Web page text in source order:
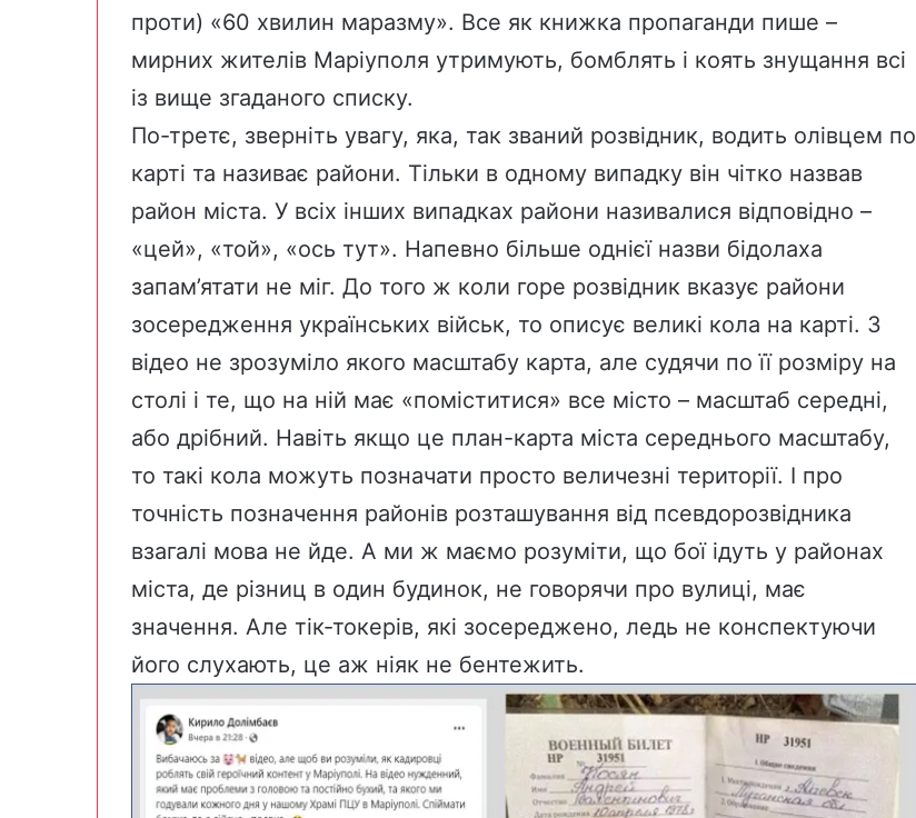
проти) «60 хвилин маразму». Все як книжка пропаганди пише –
мирних жителів Маріуполя утримують, бомблять і коять знущання всі
із вище згаданого списку.
По-третє, зверніть увагу, яка, так званий розвідник, водить олівцем по
карті та називає райони. Тільки в одному випадку він чітко назвав
район міста. У всіх інших випадках райони називалися відповідно –
«цей», «той», «ось тут». Напевно більше однієї назви бідолаха
запам’ятати не міг. До того ж коли горе розвідник вказує райони
зосередження українських військ, то описує великі кола на карті. З
відео не зрозуміло якого масштабу карта, але судячи по її розміру на
столі і те, що на ній має «поміститися» все місто – масштаб середні,
або дрібний. Навіть якщо це план-карта міста середнього масштабу,
то такі кола можуть позначати просто величезні території. І про
точність позначення районів розташування від псевдорозвідника
взагалі мова не йде. А ми ж маємо розуміти, що бої ідуть у районах
міста, де різниц в один будинок, не говорячи про вулиці, має
значення. Але тік-токерів, які зосереджено, ледь не конспектуючи
його слухають, це аж ніяк не бентежить.